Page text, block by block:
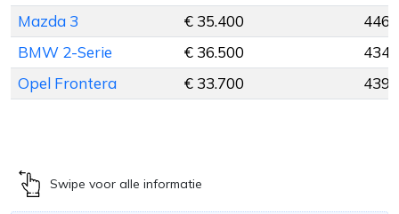
Mazda 3
€ 35.400
446
BMW 2-Serie
€ 36.500
434
Opel Frontera
€ 33.700 439
Swipe voor alle informatie